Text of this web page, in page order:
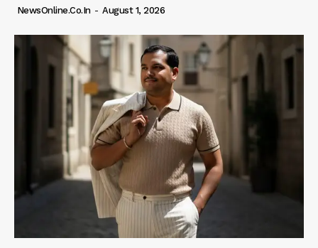
NewsOnline.co.in - August 1, 2026